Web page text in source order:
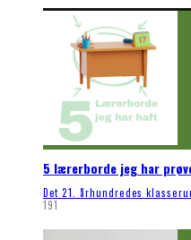
5 lærerborde jeg har
Det 21. århundredes
191